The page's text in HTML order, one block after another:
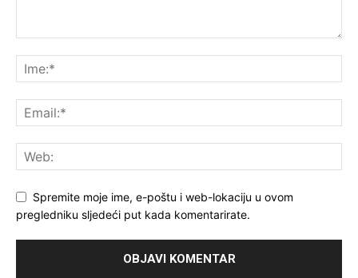
Spremite moje ime, e-poštu i web-lokaciju u ovom
pregledniku sljedeći put kada komentarirate.